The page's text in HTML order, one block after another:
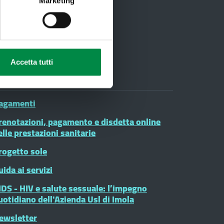
Accetta tutti
on line
pagamento e disdetta online
prestazioni sanitarie
sole
ai servizi
- HIV e salute sessuale: l’impegno
dell'Azienda Usl di Imola